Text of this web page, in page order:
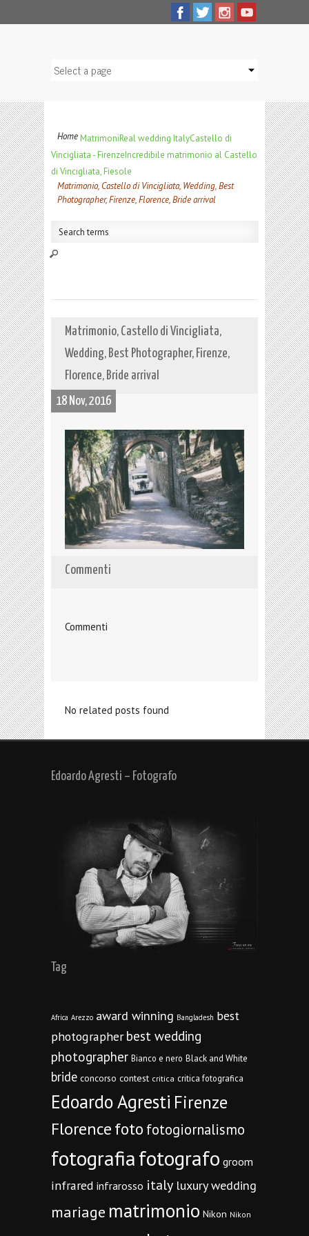
HomeMatrimoniReal wedding ItalyCastello di
Vincigliata - FirenzeIncredibile matrimonio al Castello
di Vincigliata, Fiesole
Matrimonio, Castello di Vincigliata, Wedding, Best
Photographer, Firenze, Florence, Bride arrival
Matrimonio, Castello di Vincigliata,
Wedding, Best Photographer, Firenze,
Florence, Bride arrival
18 Nov, 2016
Commenti
Commenti
No related posts found
Edoardo Agresti – Fotografo
Tag
Africa Arezzo award winning Bangladesh best
photographer best wedding
photographer Bianco e nero Black and White
bride concorso contest critica critica fotografica
Edoardo Agresti Firenze
Florencefoto fotogiornalismo
fotografiafotografo groom
infrared infrarosso italy luxury wedding
mariage matrimonio Nikon Nikon